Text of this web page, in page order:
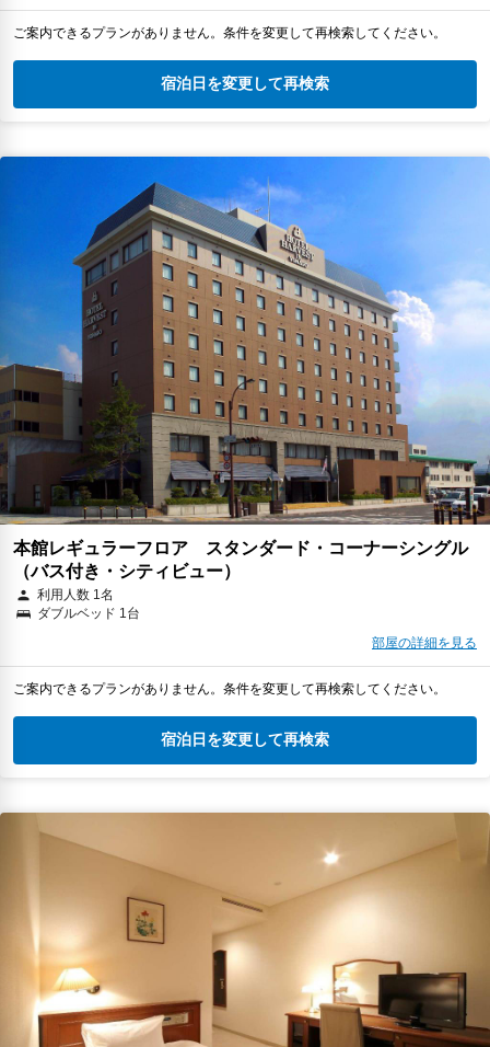
ご案内できるプランがありません。条件を変更して再検索してください。
宿泊日を変更して再検索
本館レギュラーフロア スタンダード・コーナーシングル
（バス付き・シティビュー）
利用人数 1名
ダブルベッド 1台
部屋の詳細を見る
ご案内できるプランがありません。条件を変更して再検索してください。
宿泊日を変更して再検索